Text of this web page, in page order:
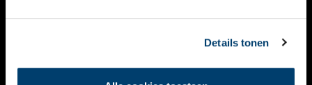
Details tonen
CONTACT